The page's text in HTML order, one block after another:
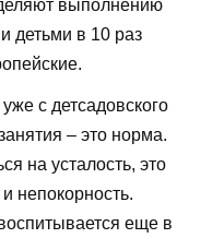
выполнению
детьми в 10 раз
с детсадовского
– это норма.
на усталость, это
непокорность.
еще в